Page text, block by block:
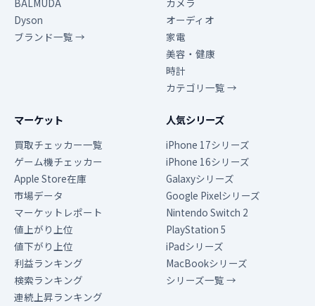
BALMUDA
Dyson
ブランド一覧 →
カメラ
オーディオ
家電
美容・健康
時計
カテゴリ一覧 →
マーケット
買取チェッカー一覧
ゲーム機チェッカー
Apple Store在庫
市場データ
マーケットレポート
値上がり上位
値下がり上位
利益ランキング
検索ランキング
連続上昇ランキング
人気シリーズ
iPhone 17シリーズ
iPhone 16シリーズ
Galaxyシリーズ
Google Pixelシリーズ
Nintendo Switch 2
PlayStation 5
iPadシリーズ
MacBookシリーズ
シリーズ一覧 →